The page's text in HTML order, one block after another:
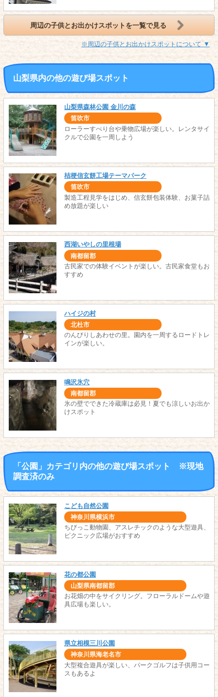
周辺の子供とお出かけスポットを一覧で見る
※周辺の子供とお出かけスポットについて ▼
山梨県内の他の遊び場スポット
山梨県森林公園 金川の森
笛吹市
ローラーすべり台や乗物広場が楽しい。レンタサイ
クルで公園を一周しよう
桔梗信玄餅工場テーマパーク
笛吹市
製造工程見学をはじめ、信玄餅包装体験、お菓子詰
め放題が楽しい
西湖いやしの里根場
南都留郡
古民家での体験イベントが楽しい。古民家食堂もお
すすめ
ハイジの村
北杜市
のんびりしあわせの里。園内を一周するロードトレ
インが楽しい。
鳴沢氷穴
南都留郡
氷の壁でできた冷蔵庫は必見！夏でも涼しいお出か
けスポット
「公園」カテゴリ内の他の遊び場スポット ※現地
調査済のみ
こども自然公園
神奈川県横浜市
ちびっこ動物園、アスレチックのような大型遊具、
ピクニック広場がおすすめ
花の都公園
山梨県南都留郡
お花畑の中をサイクリング。フローラルドームや遊
具広場も楽しい。
県立相模三川公園
神奈川県海老名市
大型複合遊具が楽しい、パークゴルフは子供用コー
スもあるよ